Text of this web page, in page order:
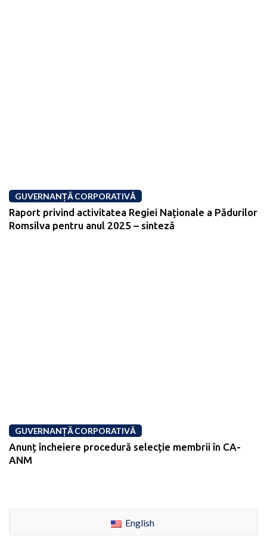
GUVERNANȚĂ CORPORATIVĂ
Raport privind activitatea Regiei Naționale a Pădurilor
Romsilva pentru anul 2025 – sinteză
GUVERNANȚĂ CORPORATIVĂ
Anunț încheiere procedură selecție membrii în CA-
ANM
English